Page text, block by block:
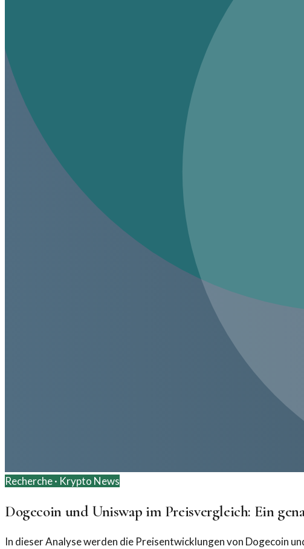
Recherche · Krypto News
Dogecoin und Uniswap im Preisvergleich: Ein
In dieser Analyse werden die Preisentwicklungen von Dogecoin